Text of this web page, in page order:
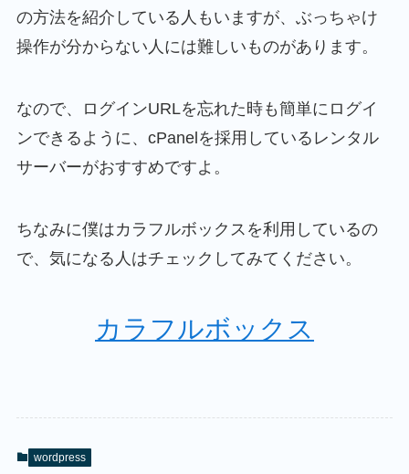
の方法を紹介している人もいますが、ぶっちゃけ
操作が分からない人には難しいものがあります。
なので、ログインURLを忘れた時も簡単にログイ
ンできるように、cPanelを採用しているレンタル
サーバーがおすすめですよ。
ちなみに僕はカラフルボックスを利用しているの
で、気になる人はチェックしてみてください。
カラフルボックス
wordpress